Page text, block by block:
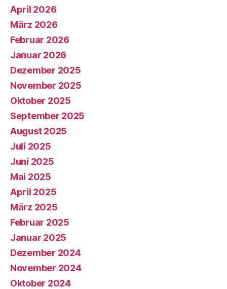
April 2026
März 2026
Februar 2026
Januar 2026
Dezember 2025
November 2025
Oktober 2025
September 2025
August 2025
Juli 2025
Juni 2025
Mai 2025
April 2025
März 2025
Februar 2025
Januar 2025
Dezember 2024
November 2024
Oktober 2024